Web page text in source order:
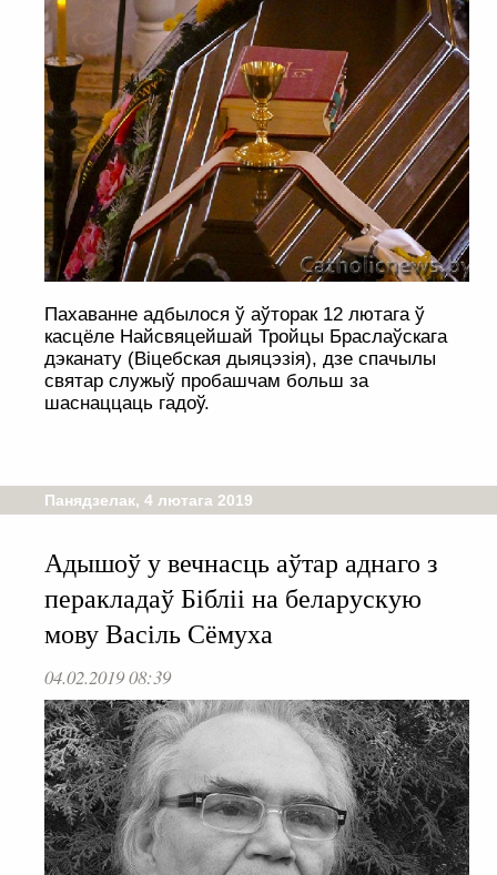
Пахаванне адбылося ў аўторак 12 лютага ў
касцёле Найсвяцейшай Тройцы Браслаўскага
дэканату (Віцебская дыяцэзія), дзе спачылы
святар служыў пробашчам больш за
шаснаццаць гадоў.
Панядзелак, 4 лютага 2019
Адышоў у вечнасць аўтар аднаго з
перакладаў Бібліі на беларускую
мову Васіль Сёмуха
04.02.2019 08:39